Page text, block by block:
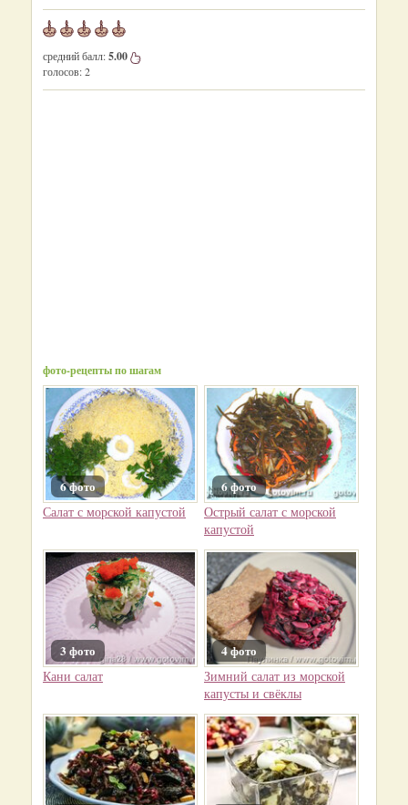
средний балл:5.00
голосов:2
фото-рецепты по шагам
6 фото
Салат с морской капустой
6 фото
Острый салат с морской
капустой
3 фото
Кани салат
4 фото
Зимний салат из морской
капусты и свёклы